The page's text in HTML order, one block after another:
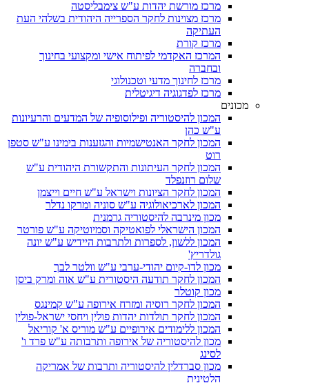
מרכז מורשת יהדות ע"ש צימבליסטה
מרכז מצוינות לחקר הספרייה היהודית בשלהי העת
העתיקה
מרכז קורת
המרכז האקדמי לפיתוח אישי ומקצועי בחינוך
ובחברה
מרכז לחינוך מדעי וטכנולוגי
מרכז לפדגוגיה דיגיטלית
מכונים
המכון להיסטוריה ופילוסופיה של המדעים והרעיונות
ע"ש כהן
המכון לחקר האנטישמיות והגזענות בימינו ע"ש סטפן
רוט
המכון לחקר העיתונות והתקשורת היהודית ע"ש
שלום רוזנפלד
המכון לחקר הציונות וישראל ע"ש חיים וייצמן
המכון לארכיאולוגיה ע"ש סוניה ומרקו נדלר
מכון מינרבה להיסטוריה גרמנית
המכון הישראלי לפואטיקה וסמיוטיקה ע"ש פורטר
המכון ללשון, לספרות ולתרבות היידיש ע"ש יונה
גולדריץ'
מכון לדו-קיום יהודי-ערבי ע"ש וולטר לבך
המכון לחקר תודעה היסטורית ע"ש אוה ומרק ביסן
מכון קוטלר
המכון לחקר רוסיה ומזרח אירופה ע"ש קמינגס
המכון לחקר תולדות יהדות פולין ויחסי ישראל-פולין
המכון ללימודים אירופיים ע"ש מוריס א' קוריאל
מכון להיסטוריה של אירופה ותרבותה ע"ש פרד ו'
לסינג
מכון סברדלין להיסטוריה ותרבות של אמריקה
הלטינית